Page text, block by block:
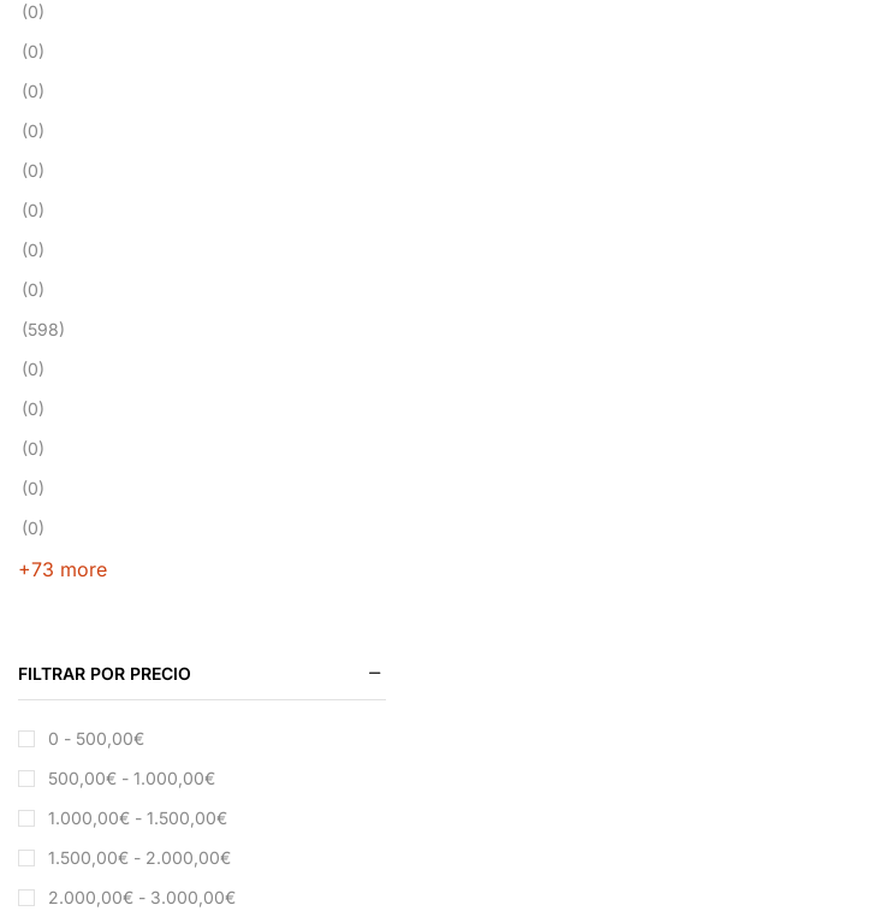
(0)
(0)
(0)
(0)
(0)
(0)
(0)
(0)
(598)
(0)
(0)
(0)
(0)
(0)
+73 more
FILTRAR POR PRECIO
0 - 500,00€
500,00€ - 1.000,00€
1.000,00€ - 1.500,00€
1.500,00€ - 2.000,00€
2.000,00€ - 3.000,00€